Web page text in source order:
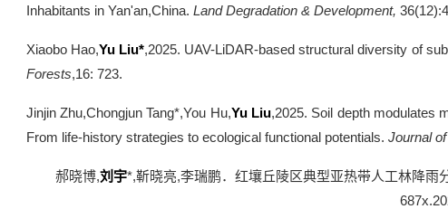
Inhabitants in Yan'an,China. Land Degradation & Development,
Xiaobo Hao,Yu Liu*,2025. UAV-LiDAR-based structural diversity of
Forests,16: 723.
Jinjin Zhu,Chongjun Tang*,You Hu,Yu Liu,2025. Soil depth modulates
From life-history strategies to ecological functional potentials. Journal
郝晓博,刘宇*,靳晓亮,李瑞鹏．红壤丘陵区典型亚热带人工林降雨